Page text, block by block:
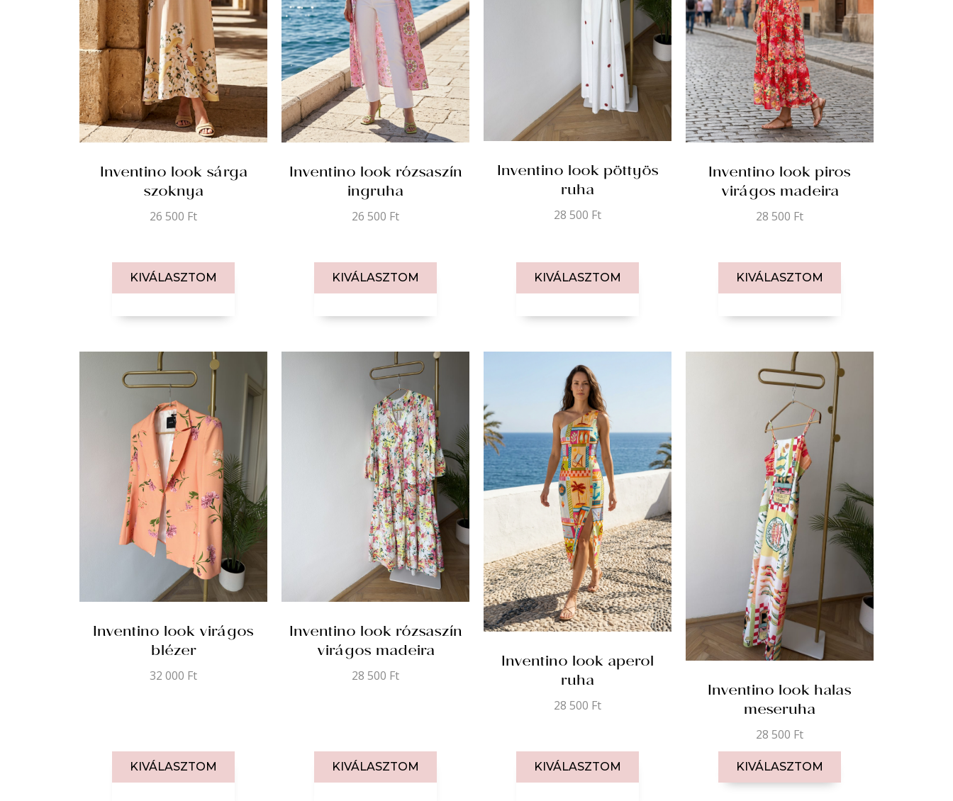
Inventino look sárga
szoknya
26 500 Ft
KIVÁLASZTOM
Inventino look rózsaszín
ingruha
26 500 Ft
KIVÁLASZTOM
Inventino look pöttyös
ruha
28 500 Ft
KIVÁLASZTOM
Inventino look piros
virágos madeira
28 500 Ft
KIVÁLASZTOM
Inventino look virágos
blézer
32 000 Ft
KIVÁLASZTOM
Inventino look rózsaszín
virágos madeira
28 500 Ft
KIVÁLASZTOM
Inventino look aperol
ruha
28 500 Ft
KIVÁLASZTOM
Inventino look halas
meseruha
28 500 Ft
KIVÁLASZTOM